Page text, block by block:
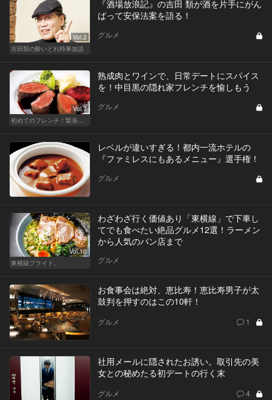
Vol.2
吉田類の酔いどれ時事放談
『酒場放浪記』の吉田 類が酒を片手にがん
ばって安保法案を語る！
グルメ
Vol.7
熟成肉とワインで、日常デートにスパイス
を！中目黒の隠れ家フレンチを愉しもう
グルメ
レベルが違いすぎる！都内一流ホテルの
『ファミレスにもあるメニュー』選手権！
グルメ
Vol.10
東横線プライド。
わざわざ行く価値あり「東横線」で下車し
てでも食べたい絶品グルメ12選！ラーメン
から人気のパン店まで
グルメ
お食事会は絶対、恵比寿！恵比寿男子が太
鼓判を押すのはこの10軒！
グルメ 1
社用メールに隠されたお誘い。取引先の美
女との秘めたる初デートの行く末
グルメ 4